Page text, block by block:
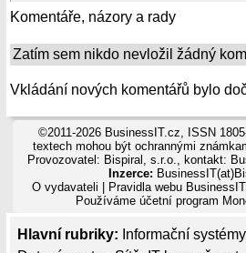
Hlavní rubriky: Informační systémy
Komentáře, názory a rady
Zatím sem nikdo nevložil žádný
Vkládání nových komentářů bylo
©2011-2026 BusinessIT.cz, ISSN
textech mohou být ochrannými
Provozovatel: Bispiral, s.r.o., kontakt:
Inzerce:
O vydavateli
Pravidla webu
Používámeúčetní program